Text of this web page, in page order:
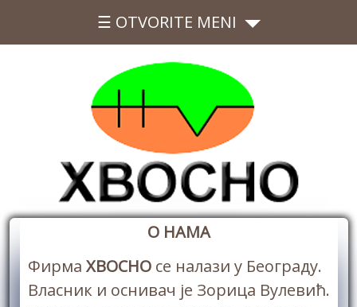
☰ OTVORITE MENI
О НАМА
Фирма ХВОСНОсе налази у Београду.
Власник и оснивач је Зорица Вулевић.